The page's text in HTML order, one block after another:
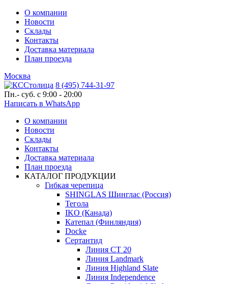
О компании
Новости
Склады
Контакты
Доставка материала
План проезда
Москва
8 (495) 744-31-97
Пн.- суб. с 9:00 - 20:00
Написать в WhatsApp
О компании
Новости
Склады
Контакты
Доставка материала
План проезда
КАТАЛОГ ПРОДУКЦИИ
Гибкая черепица
SHINGLAS Шинглас (Россия)
Тегола
IKO (Канада)
Катепал (Финляндия)
Docke
Сертантид
Линия СТ 20
Линия Landmark
Линия Highland Slate
Линия Independence